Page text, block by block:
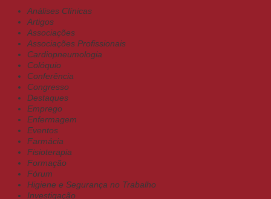
Análises Clínicas
Artigos
Associações
Associações Profissionais
Cardiopneumologia
Colóquio
Conferência
Congresso
Destaques
Emprego
Enfermagem
Eventos
Farmácia
Fisioterapia
Formação
Fórum
Higiene e Segurança no Trabalho
Investigação